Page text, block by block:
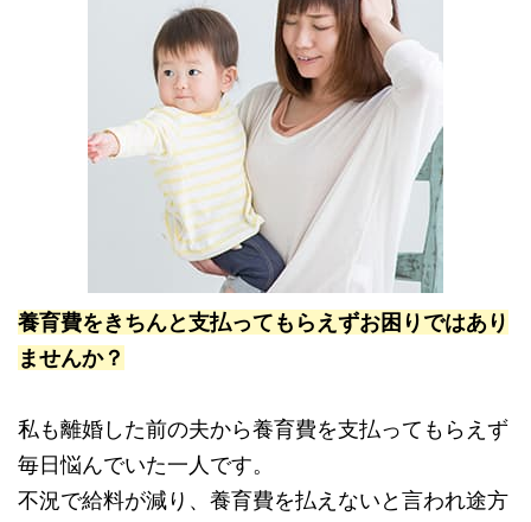
養育費をきちんと支払ってもらえずお困りではあり
ませんか？
私も離婚した前の夫から養育費を支払ってもらえず
毎日悩んでいた一人です。
不況で給料が減り、養育費を払えないと言われ途方